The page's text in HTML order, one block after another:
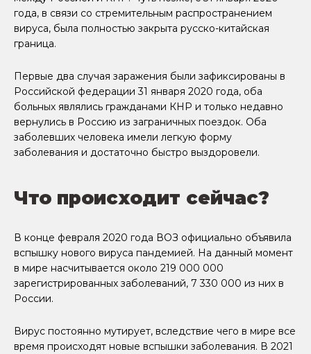
года, в связи со стремительным распространением
вируса, была полностью закрыта русско-китайская
граница.
Первые два случая заражения были зафиксированы в
Российской федерации 31 января 2020 года, оба
больных являлись гражданами КНР и только недавно
вернулись в Россию из заграничных поездок. Оба
заболевших человека имели легкую форму
заболевания и достаточно быстро выздоровели.
Что происходит сейчас?
В конце февраля 2020 года ВОЗ официально объявила
вспышку нового вируса пандемией. На данный момент
в мире насчитывается около 219 000 000
зарегистрированных заболеваний, 7 330 000 из них в
России.
Вирус постоянно мутирует, вследствие чего в мире все
время происходят новые вспышки заболевания. В 2021